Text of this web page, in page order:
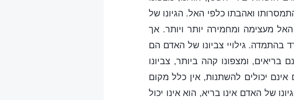
ואהבתו כלפי האל. הגיונו של
מעצימה ומחמירה יותר ויותר. אך
בהתמדה. גילויי צביונו של האדם הם
בריאים, ומצפונו קהה ביותר, צביונו
יכולים להשתנות, אין כלל מקום
של האדם אינו בריא, הוא אינו יכול